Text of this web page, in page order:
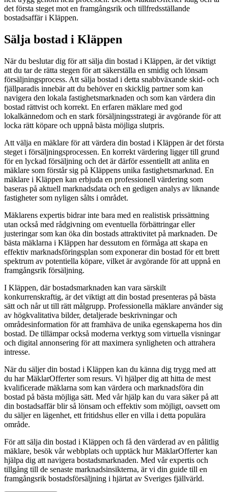
det första steget mot en framgångsrik och tillfredsställande
bostadsaffär i Kläppen.
Sälja bostad i Kläppen
När du beslutar dig för att sälja din bostad i Kläppen, är det viktigt
att du tar de rätta stegen för att säkerställa en smidig och lönsam
försäljningsprocess. Att sälja bostad i detta snabbväxande skid- och
fjällparadis innebär att du behöver en skicklig partner som kan
navigera den lokala fastighetsmarknaden och som kan värdera din
bostad rättvist och korrekt. En erfaren mäklare med god
lokalkännedom och en stark försäljningsstrategi är avgörande för att
locka rätt köpare och uppnå bästa möjliga slutpris.
Att välja en mäklare för att värdera din bostad i Kläppen är det första
steget i försäljningsprocessen. En korrekt värdering ligger till grund
för en lyckad försäljning och det är därför essentiellt att anlita en
mäklare som förstår sig på Kläppens unika fastighetsmarknad. En
mäklare i Kläppen kan erbjuda en professionell värdering som
baseras på aktuell marknadsdata och en gedigen analys av liknande
fastigheter som nyligen sålts i området.
Mäklarens expertis bidrar inte bara med en realistisk prissättning
utan också med rådgivning om eventuella förbättringar eller
justeringar som kan öka din bostads attraktivitet på marknaden. De
bästa mäklarna i Kläppen har dessutom en förmåga att skapa en
effektiv marknadsföringsplan som exponerar din bostad för ett brett
spektrum av potentiella köpare, vilket är avgörande för att uppnå en
framgångsrik försäljning.
I Kläppen, där bostadsmarknaden kan vara särskilt
konkurrenskraftig, är det viktigt att din bostad presenteras på bästa
sätt och når ut till rätt målgrupp. Professionella mäklare använder sig
av högkvalitativa bilder, detaljerade beskrivningar och
områdesinformation för att framhäva de unika egenskaperna hos din
bostad. De tillämpar också moderna verktyg som virtuella visningar
och digital annonsering för att maximera synligheten och attrahera
intresse.
När du säljer din bostad i Kläppen kan du känna dig trygg med att
du har MäklarOfferter som resurs. Vi hjälper dig att hitta de mest
kvalificerade mäklarna som kan värdera och marknadsföra din
bostad på bästa möjliga sätt. Med vår hjälp kan du vara säker på att
din bostadsaffär blir så lönsam och effektiv som möjligt, oavsett om
du säljer en lägenhet, ett fritidshus eller en villa i detta populära
område.
För att sälja din bostad i Kläppen och få den värderad av en pålitlig
mäklare, besök vår webbplats och upptäck hur MäklarOfferter kan
hjälpa dig att navigera bostadsmarknaden. Med vår expertis och
tillgång till de senaste marknadsinsikterna, är vi din guide till en
framgångsrik bostadsförsäljning i hjärtat av Sveriges fjällvärld.